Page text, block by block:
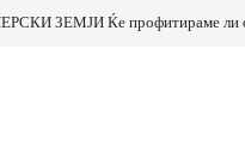
Ќе профитираме ли со